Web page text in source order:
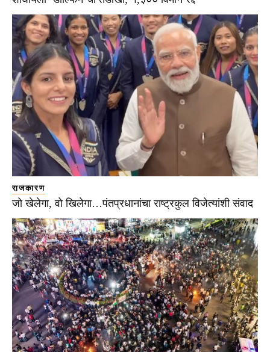
राजकारण
जो खेलेगा, वो खिलेगा…पंतप्रधानांचा राष्ट्रकुल विजेत्यांशी संवाद